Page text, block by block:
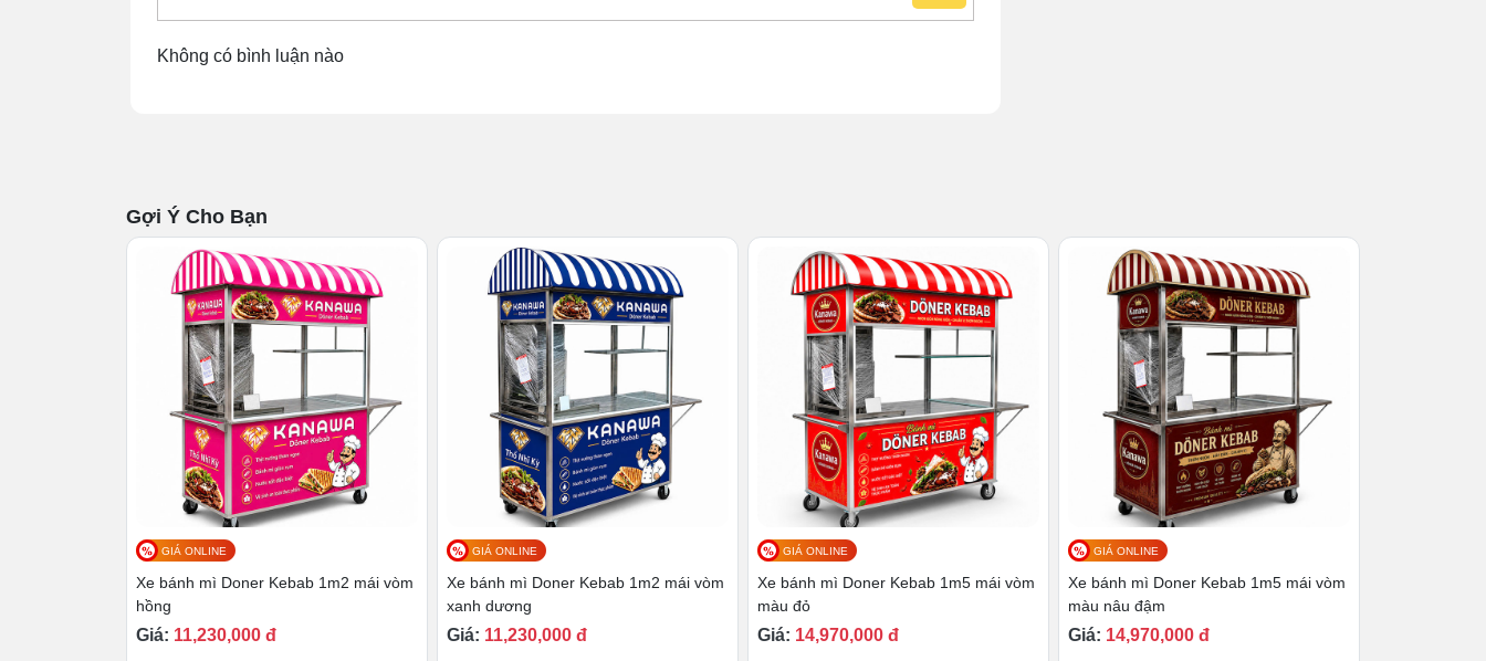
được thiết kế dạng mái bằng đơn giản, giúp ngăn các yếu tố ngoại cảnh như nắng,
phẩm.
Tay kéo/đẩy
kinh doanh tới vị trí mong muốn.
Decal bao quanh xe được thiết kế theo yêu cầu, vừa giúp tăng tính thẩm mỹ cho
xe đẩy bán bánh
mì, vừa góp phần truyền tải những thông điệp riêng của quán.
Bánh xe
được làm từ PU, có độ bền cao, có khả năng chống trơn trượt, giúp phương tiện di
chuyển mượt mà, an toàn trên mọi dạng địa hình.
Không có bình luận nào
Gợi Ý Cho Bạn
GIÁ ONLINE
Xe bánh mì Doner Kebab 1m2 mái vòm
hồng
Giá: 11,230,000 đ
GIÁ ONLINE
Xe bánh mì Doner Kebab 1m2 mái vòm
xanh dương
Giá: 11,230,000 đ
GIÁ ONLINE
Xe bánh mì Doner Kebab 1m5 mái vòm
màu đỏ
Giá: 14,970,000 đ
GIÁ ONLINE
Xe bánh mì Doner Kebab 1m5 mái vòm
màu nâu đậm
Giá: 14,970,000 đ